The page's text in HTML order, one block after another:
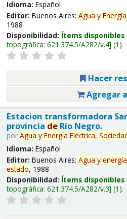
Idioma: Español
Editor: Buenos Aires: Agua y Energía
1988
Disponibilidad: Ítems
topográfica: 621.374.5/A282/v.4 (1).
Hacer
Agregar
Estacion transformadora
provincia deRío Negro.
por Agua y Energía Eléctrica,
Idioma: Español
Editor: Buenos Aires: Agua y energía
estado, 1988
Disponibilidad: Ítems
topográfica: 621.374.5/A282/v.3 (1).